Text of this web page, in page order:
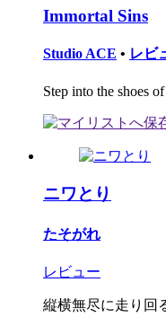
Immortal Sins
Studio ACE • レビ
Step into the shoes
ニワとり
たそがれ
レビュー
縦横無尽に走り回